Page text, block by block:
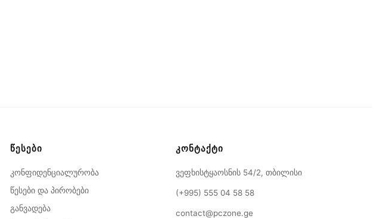
ᲬᲔᲡᲔᲑᲘ
კონფიდენციალურობა
წესები და პირობები
განვადება
ᲙᲝᲜᲢᲐᲥᲢᲘ
ვეფხისტყაოსნის 54/2,თბილისი
(+995) 555 04 58 58
contact@pczone.ge